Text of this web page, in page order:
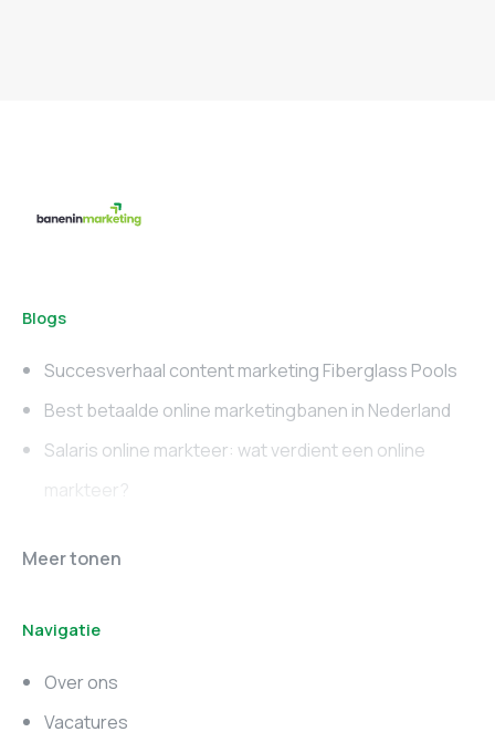
Blogs
Succesverhaal content marketing Fiberglass Pools
Best betaalde online marketingbanen in Nederland
Salaris online markteer: wat verdient een online
markteer?
Online marketing
Marketing vacatures
Zuid-Holland
Marketing vacatures
Meer tonen
Navigatie
Over ons
Vacatures